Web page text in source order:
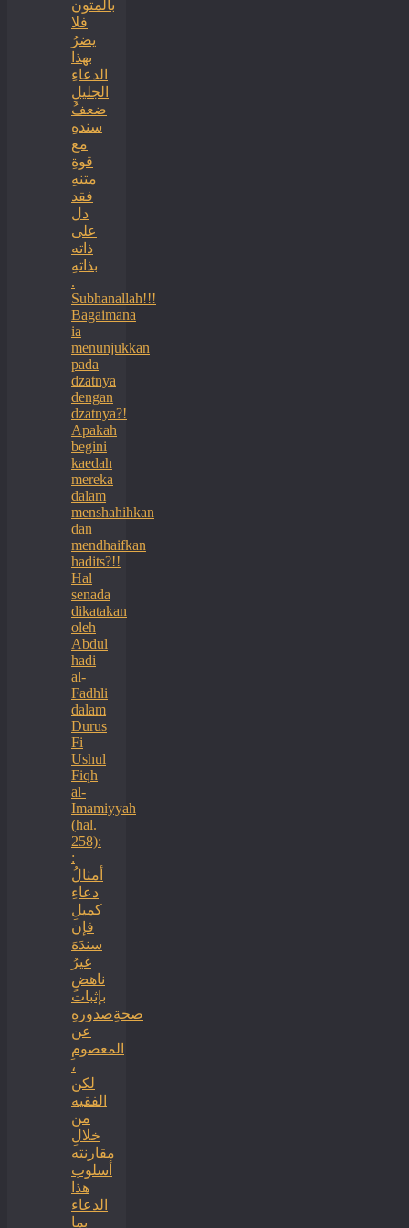
بالمتون
فلا
يضرُ
بهذا
الدعاءِ
الجليلِ
ضعفُ
سندهِ
مع
قوةِ
متنهِ
فقد
دل
على
ذاته
بذاتهِ
.
Subhanallah!!!
Bagaimana
ia
menunjukkan
pada
dzatnya
dengan
dzatnya?!
Apakah
begini
kaedah
mereka
dalam
menshahihkan
dan
mendhaifkan
hadits?!!
Hal
senada
dikatakan
oleh
Abdul
hadi
al-
Fadhli
dalam
Durus
Fi
Ushul
Fiqh
al-
Imamiyyah
(hal.
258):
:
أمثالُ
دعاءِ
كميلِ
فإن
سندَهَ
غيرُ
ناهضٍ
بإثبات
صحةِصدورهِ
عن
المعصومِ
،
لكن
الفقيه
من
خلالِ
مقارنته
أسلوب
هذا
الدعاء
بما